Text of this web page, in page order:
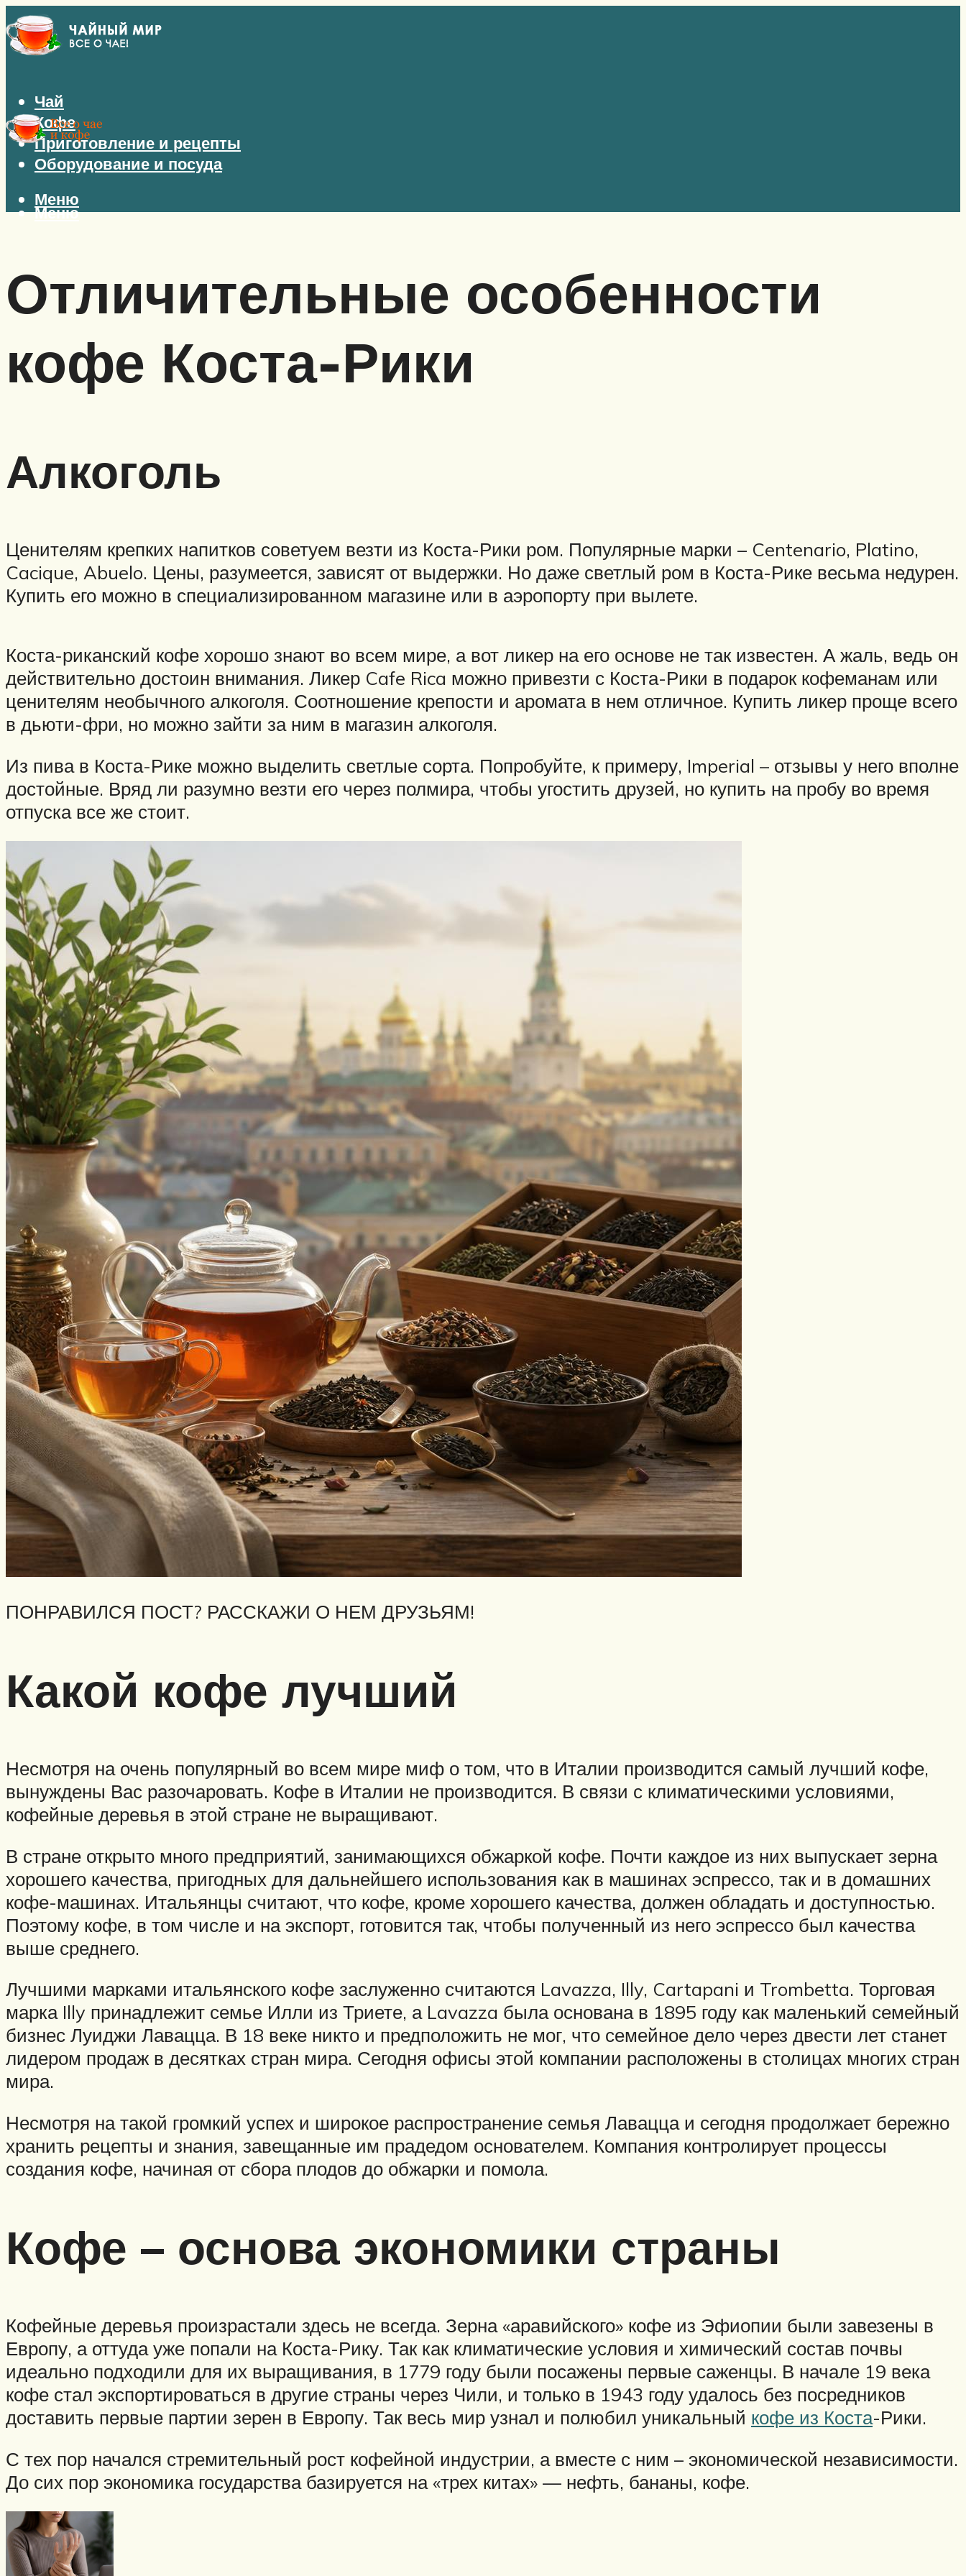
Чай
Кофе
Приготовление и рецепты
Оборудование и посуда
Меню
Меню
Отличительные особенности
кофе Коста-Рики
Алкоголь
Ценителям крепких напитков советуем везти из Коста-Рики ром. Популярные марки – Centenario, Platino,
Cacique, Abuelo. Цены, разумеется, зависят от выдержки. Но даже светлый ром в Коста-Рике весьма недурен.
Купить его можно в специализированном магазине или в аэропорту при вылете.
Коста-риканский кофе хорошо знают во всем мире, а вот ликер на его основе не так известен. А жаль, ведь он
действительно достоин внимания. Ликер Cafe Rica можно привезти с Коста-Рики в подарок кофеманам или
ценителям необычного алкоголя. Соотношение крепости и аромата в нем отличное. Купить ликер проще всего
в дьюти-фри, но можно зайти за ним в магазин алкоголя.
Из пива в Коста-Рике можно выделить светлые сорта. Попробуйте, к примеру, Imperial – отзывы у него вполне
достойные. Вряд ли разумно везти его через полмира, чтобы угостить друзей, но купить на пробу во время
отпуска все же стоит.
ПОНРАВИЛСЯ ПОСТ? РАССКАЖИ О НЕМ ДРУЗЬЯМ!
Какой кофе лучший
Несмотря на очень популярный во всем мире миф о том, что в Италии производится самый лучший кофе,
вынуждены Вас разочаровать. Кофе в Италии не производится. В связи с климатическими условиями,
кофейные деревья в этой стране не выращивают.
В стране открыто много предприятий, занимающихся обжаркой кофе. Почти каждое из них выпускает зерна
хорошего качества, пригодных для дальнейшего использования как в машинах эспрессо, так и в домашних
кофе-машинах. Итальянцы считают, что кофе, кроме хорошего качества, должен обладать и доступностью.
Поэтому кофе, в том числе и на экспорт, готовится так, чтобы полученный из него эспрессо был качества
выше среднего.
Лучшими марками итальянского кофе заслуженно считаются Lavazza, Illy, Cartapani и Trombetta. Торговая
марка Illy принадлежит семье Илли из Триете, а Lavazza была основана в 1895 году как маленький семейный
бизнес Луиджи Лавацца. В 18 веке никто и предположить не мог, что семейное дело через двести лет станет
лидером продаж в десятках стран мира. Сегодня офисы этой компании расположены в столицах многих стран
мира.
Несмотря на такой громкий успех и широкое распространение семья Лавацца и сегодня продолжает бережно
хранить рецепты и знания, завещанные им прадедом основателем. Компания контролирует процессы
создания кофе, начиная от сбора плодов до обжарки и помола.
Кофе – основа экономики страны
Кофейные деревья произрастали здесь не всегда. Зерна «аравийского» кофе из Эфиопии были завезены в
Европу, а оттуда уже попали на Коста-Рику. Так как климатические условия и химический состав почвы
идеально подходили для их выращивания, в 1779 году были посажены первые саженцы. В начале 19 века
кофе стал экспортироваться в другие страны через Чили, и только в 1943 году удалось без посредников
доставить первые партии зерен в Европу. Так весь мир узнал и полюбил уникальный кофе из Коста-Рики.
С тех пор начался стремительный рост кофейной индустрии, а вместе с ним – экономической независимости.
До сих пор экономика государства базируется на «трех китах» — нефть, бананы, кофе.